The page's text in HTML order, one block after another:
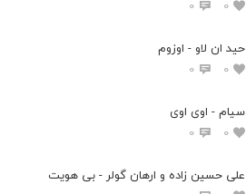
0
0
حید ان لاو - اوزوم
0
0
سیام - اوی اوی
0
0
علی حسین زاده و ارهان گولر - بی هویت